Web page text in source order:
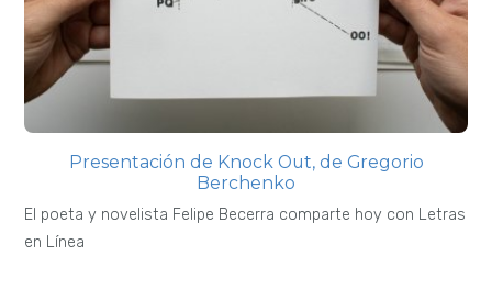
Presentación de Knock Out, de Gregorio
Berchenko
El poeta y novelista Felipe Becerra comparte hoy con Letras
en Línea